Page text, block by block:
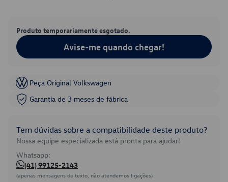
Produto temporariamente esgotado.
Avise-me quando chegar!
Peça Original Volkswagen
Garantia de 3 meses de fábrica
Tem dúvidas sobre a compatibilidade deste produto?
Nossa equipe especializada está pronta para ajudar!
Whatsapp:
(41) 99125-2143
(apenas mensagens de texto, não atendemos ligações)